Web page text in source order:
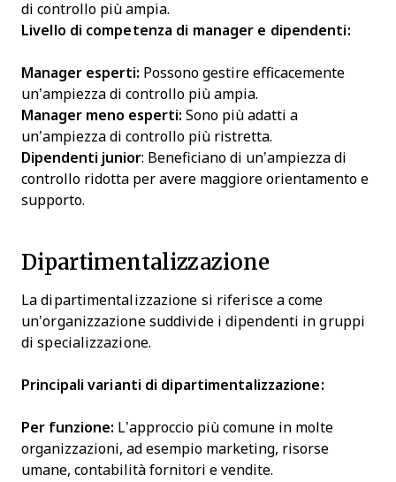
di controllo più ampia.
Livello di competenza di manager e dipendenti:
Manager esperti: Possono gestire efficacemente
un’ampiezza di controllo più ampia.
Manager meno esperti: Sono più adatti a
un’ampiezza di controllo più ristretta.
Dipendenti junior: Beneficiano di un’ampiezza di
controllo ridotta per avere maggiore orientamento e
supporto.
Dipartimentalizzazione
La dipartimentalizzazione si riferisce a come
un’organizzazione suddivide i dipendenti in gruppi
di specializzazione.
Principali varianti di dipartimentalizzazione:
Per funzione: L’approccio più comune in molte
organizzazioni, ad esempio marketing, risorse
umane, contabilità fornitori e vendite.